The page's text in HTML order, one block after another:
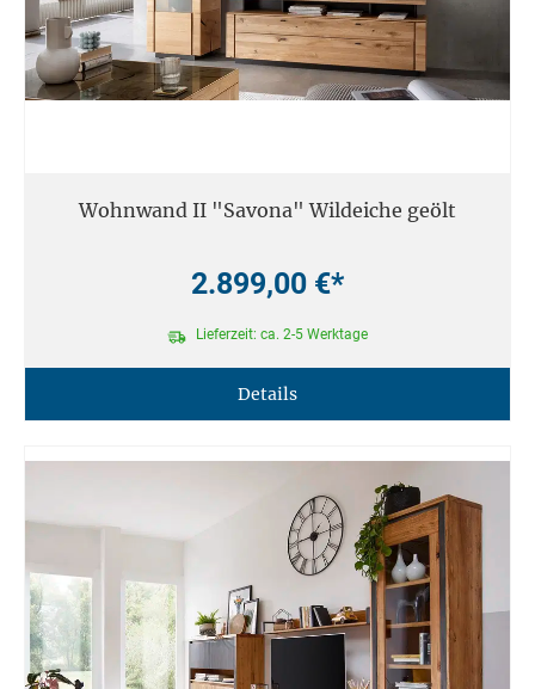
Wohnwand II "Savona" Wildeiche geölt
2.899,00 €*
Lieferzeit: ca. 2-5 Werktage
Details